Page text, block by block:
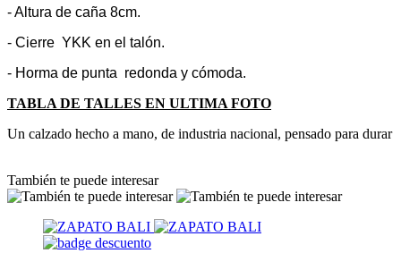
- Altura de caña 8cm.
- Cierre YKK en el talón.
- Horma de punta redonda y cómoda.
TABLA DE TALLES EN ULTIMA FOTO
Un calzado hecho a mano, de industria nacional, pensado para durar
También te puede interesar